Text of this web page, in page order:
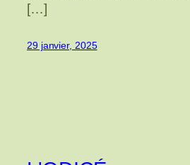
[…]
29 janvier, 2025